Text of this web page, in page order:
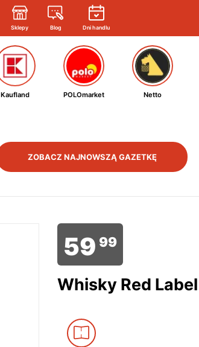
Sklepy Blog Dni handlu
Kaufland POLOmarket Netto
ZOBACZ NAJNOWSZĄ GAZETKĘ
59 99
Whisky Red Label